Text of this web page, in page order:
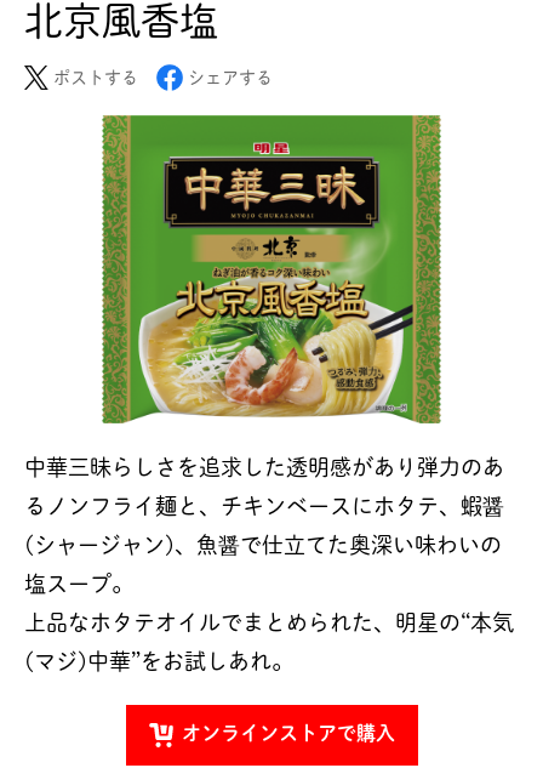
北京風香塩
ポストする シェアする
中華三昧らしさを追求した透明感があり弾力のあ
るノンフライ麺と、チキンベースにホタテ、蝦醤
(シャージャン)、魚醤で仕立てた奥深い味わいの
塩スープ。
上品なホタテオイルでまとめられた、明星の“本気
(マジ)中華”をお試しあれ。
オンラインストアで購入